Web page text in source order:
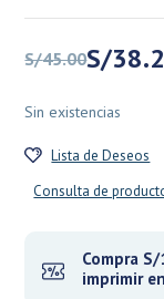
S/45.00
El
original
S/45.00.
S/
El
actual
S/38.25.
Sin existencias
Lista de Deseos
Consulta de
Compra
imprimir